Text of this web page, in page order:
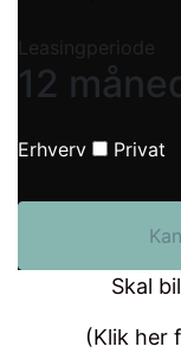
Leasingperiode
12
Erhverv Privat
Skal
(Klik her